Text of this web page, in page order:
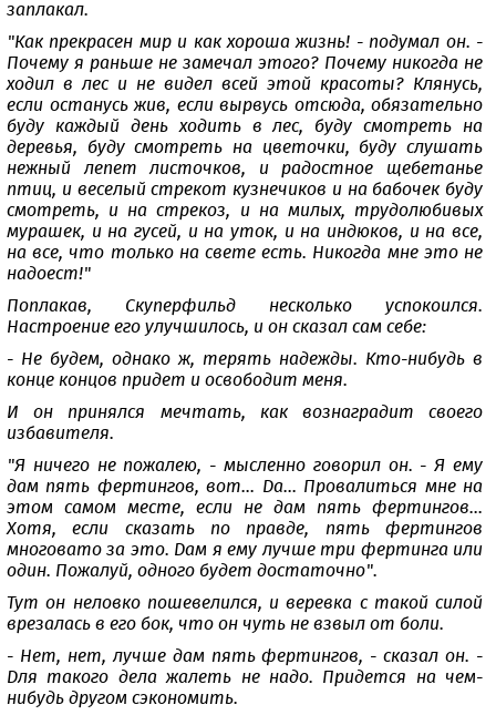
заплакал.
"Как прекрасен мир и как хороша жизнь! - подумал он. -
Почему я раньше не замечал этого? Почему никогда не
ходил в лес и не видел всей этой красоты? Клянусь,
если останусь жив, если вырвусь отсюда, обязательно
буду каждый день ходить в лес, буду смотреть на
деревья, буду смотреть на цветочки, буду слушать
нежный лепет листочков, и радостное щебетанье
птиц, и веселый стрекот кузнечиков и на бабочек буду
смотреть, и на стрекоз, и на милых, трудолюбивых
мурашек, и на гусей, и на уток, и на индюков, и на все,
на все, что только на свете есть. Никогда мне это не
надоест!"
Поплакав, Скуперфильд несколько успокоился.
Настроение его улучшилось, и он сказал сам себе:
- Не будем, однако ж, терять надежды. Кто-нибудь в
конце концов придет и освободит меня.
И он принялся мечтать, как вознаградит своего
избавителя.
"Я ничего не пожалею, - мысленно говорил он. - Я ему
дам пять фертингов, вот... Да... Провалиться мне на
этом самом месте, если не дам пять фертингов...
Хотя, если сказать по правде, пять фертингов
многовато за это. Дам я ему лучше три фертинга или
один. Пожалуй, одного будет достаточно".
Тут он неловко пошевелился, и веревка с такой силой
врезалась в его бок, что он чуть не взвыл от боли.
- Нет, нет, лучше дам пять фертингов, - сказал он. -
Для такого дела жалеть не надо. Придется на чем-
нибудь другом сэкономить.